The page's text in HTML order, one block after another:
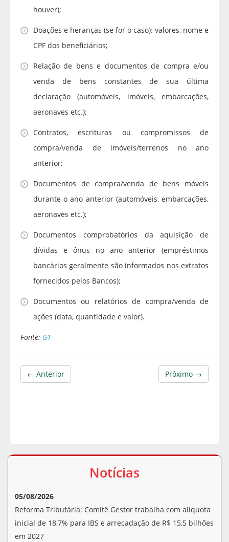
houver);
Doações e heranças (se for o caso): valores, nome e
CPF dos beneficiários;
Relação de bens e documentos de compra e/ou
venda de bens constantes de sua última
declaração (automóveis, imóveis, embarcações,
aeronaves etc.);
Contratos, escrituras ou compromissos de
compra/venda de imóveis/terrenos no ano
anterior;
Documentos de compra/venda de bens móveis
durante o ano anterior (automóveis, embarcações,
aeronaves etc.);
Documentos comprobatórios da aquisição de
dívidas e ônus no ano anterior (empréstimos
bancários geralmente são informados nos extratos
fornecidos pelos Bancos);
Documentos ou relatórios de compra/venda de
ações (data, quantidade e valor).
Fonte: G1
Próximo →
← Anterior
Notícias
05/08/2026
Reforma Tributária: Comitê Gestor trabalha com alíquota
inicial de 18,7% para IBS e arrecadação de R$ 15,5 bilhões
em 2027